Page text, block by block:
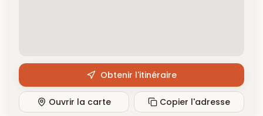
Obtenir l'itinéraire
Ouvrir la carte Copier l'adresse